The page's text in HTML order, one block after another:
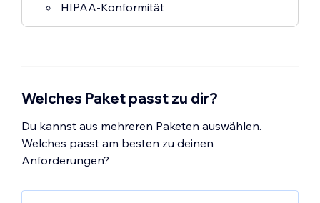
HIPAA-Konformität
Welches Paket passt zu dir?
Du kannst aus mehreren Paketen auswählen.
Welches passt am besten zu deinen
Anforderungen?